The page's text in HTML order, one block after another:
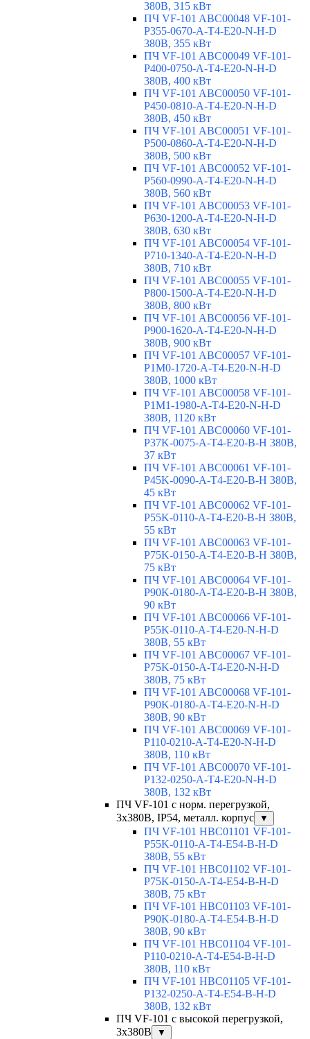
380В, 315 кВт
ПЧ VF-101 ABC00048 VF-101-
P355-0670-A-T4-E20-N-H-D
380В, 355 кВт
ПЧ VF-101 ABC00049 VF-101-
P400-0750-A-T4-E20-N-H-D
380В, 400 кВт
ПЧ VF-101 ABC00050 VF-101-
P450-0810-A-T4-E20-N-H-D
380В, 450 кВт
ПЧ VF-101 ABC00051 VF-101-
P500-0860-A-T4-E20-N-H-D
380В, 500 кВт
ПЧ VF-101 ABC00052 VF-101-
P560-0990-A-T4-E20-N-H-D
380В, 560 кВт
ПЧ VF-101 ABC00053 VF-101-
P630-1200-A-T4-E20-N-H-D
380В, 630 кВт
ПЧ VF-101 ABC00054 VF-101-
P710-1340-A-T4-E20-N-H-D
380В, 710 кВт
ПЧ VF-101 ABC00055 VF-101-
P800-1500-A-T4-E20-N-H-D
380В, 800 кВт
ПЧ VF-101 ABC00056 VF-101-
P900-1620-A-T4-E20-N-H-D
380В, 900 кВт
ПЧ VF-101 ABC00057 VF-101-
P1M0-1720-A-T4-E20-N-H-D
380В, 1000 кВт
ПЧ VF-101 ABC00058 VF-101-
P1M1-1980-A-T4-E20-N-H-D
380В, 1120 кВт
ПЧ VF-101 ABC00060 VF-101-
P37K-0075-A-T4-E20-B-H 380В,
37 кВт
ПЧ VF-101 ABC00061 VF-101-
P45K-0090-A-T4-E20-B-H 380В,
45 кВт
ПЧ VF-101 ABC00062 VF-101-
P55K-0110-A-T4-E20-B-H 380В,
55 кВт
ПЧ VF-101 ABC00063 VF-101-
P75K-0150-A-T4-E20-B-H 380В,
75 кВт
ПЧ VF-101 ABC00064 VF-101-
P90K-0180-A-T4-E20-B-H 380В,
90 кВт
ПЧ VF-101 ABC00066 VF-101-
P55K-0110-A-T4-E20-N-H-D
380В, 55 кВт
ПЧ VF-101 ABC00067 VF-101-
P75K-0150-A-T4-E20-N-H-D
380В, 75 кВт
ПЧ VF-101 ABC00068 VF-101-
P90K-0180-A-T4-E20-N-H-D
380В, 90 кВт
ПЧ VF-101 ABC00069 VF-101-
P110-0210-A-T4-E20-N-H-D
380В, 110 кВт
ПЧ VF-101 ABC00070 VF-101-
P132-0250-A-T4-E20-N-H-D
380В, 132 кВт
ПЧ VF-101 с норм. перегрузкой,
3х380В, IP54, металл. корпус
▼
ПЧ VF-101 HBC01101 VF-101-
P55K-0110-A-T4-E54-B-H-D
380В, 55 кВт
ПЧ VF-101 HBC01102 VF-101-
P75K-0150-A-T4-E54-B-H-D
380В, 75 кВт
ПЧ VF-101 HBC01103 VF-101-
P90K-0180-A-T4-E54-B-H-D
380В, 90 кВт
ПЧ VF-101 HBC01104 VF-101-
P110-0210-A-T4-E54-B-H-D
380В, 110 кВт
ПЧ VF-101 HBC01105 VF-101-
P132-0250-A-T4-E54-B-H-D
380В, 132 кВт
ПЧ VF-101 с высокой перегрузкой,
3x380В
▼